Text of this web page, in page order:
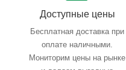
Доступные цены
Бесплатная доставка при
оплате наличными.
Мониторим цены на рынке